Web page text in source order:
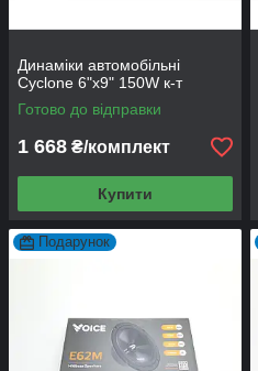
Динаміки автомобільні
Cyclone 6"x9" 150W к-т
Готово до відправки
1 668 ₴/комплект
Купити
Подарунок